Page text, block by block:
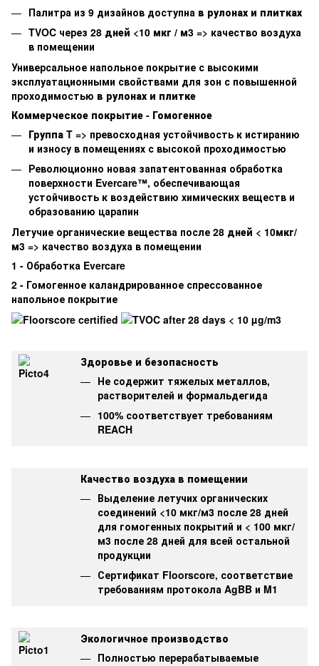
Палитра из 9 дизайнов доступна в рулонах и плитках
TVOC через 28 дней <10 мкг / м3 => качество воздуха
в помещении
Универсальное напольное покрытие с высокими
эксплуатационными свойствами для зон с повышенной
проходимостью в рулонах и плитке
Коммерческое покрытие - Гомогенное
Группа T => превосходная устойчивость к истиранию
и износу в помещениях с высокой проходимостью
Революционно новая запатентованная обработка
поверхности Evercare™, обеспечивающая
устойчивость к воздействию химических веществ и
образованию царапин
Летучие органические вещества после 28 дней < 10мкг/
м3 => качество воздуха в помещении
1 - Обработка Evercare
2 - Гомогенное каландрированное спрессованное
напольное покрытие
Здоровье и безопасность
Не содержит тяжелых металлов,
растворителей и формальдегида
100% соответствует требованиям
REACH
Качество воздуха в помещении
Выделение летучих органических
соединений <10 мкг/м3 после 28 дней
для гомогенных покрытий и < 100 мкг/
м3 после 28 дней для всей остальной
продукции
Сертификат Floorscore, соответствие
требованиям протокола AgBB и M1
Экологичное производство
Полностью перерабатываемые